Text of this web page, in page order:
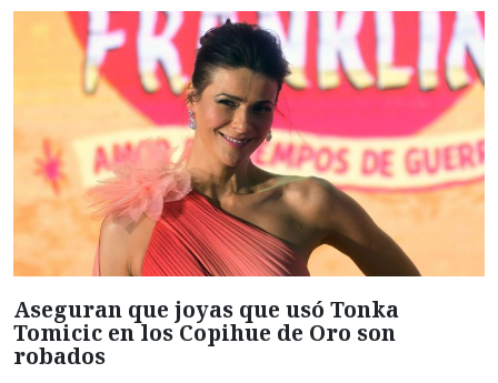
Aseguran que joyas que usó Tonka
Tomicic en los Copihue de Oro son
robados